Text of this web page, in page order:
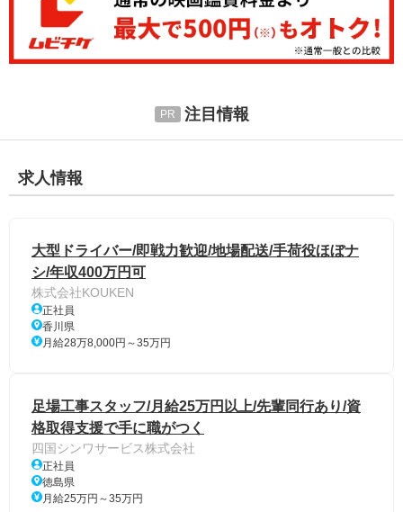
注目情報
求人情報
大型ドライバー/即戦力歓迎/地場配送/手荷役ほぼナ
シ/年収400万円可
株式会社KOUKEN
正社員
香川県
月給28万8,000円～35万円
足場工事スタッフ/月給25万円以上/先輩同行あり/資
格取得支援で手に職がつく
四国シンワサービス株式会社
正社員
徳島県
月給25万円～35万円